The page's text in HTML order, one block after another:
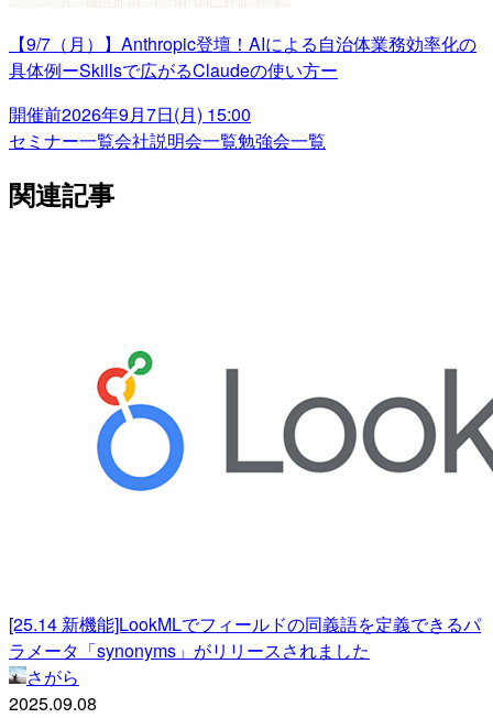
【9/7（月）】Anthropic登壇！AIによる自治体業務効率化の
具体例ーSkillsで広がるClaudeの使い方ー
開催前2026年9月7日(月) 15:00
セミナー一覧会社説明会一覧勉強会一覧
関連記事
[25.14 新機能]LookMLでフィールドの同義語を定義できるパ
ラメータ「synonyms」がリリースされました
さがら
2025.09.08